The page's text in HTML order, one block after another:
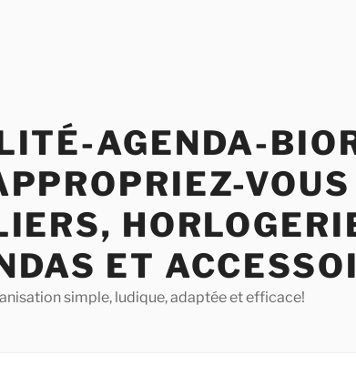
AGENDA-
ET
simple, ludique, adaptée et efficace!